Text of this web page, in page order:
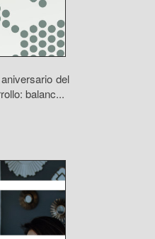
del
balanc...